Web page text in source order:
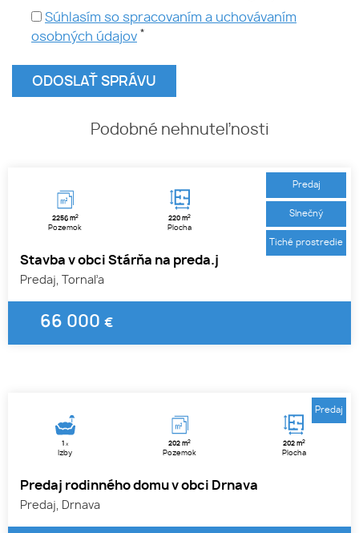
Súhlasím so spracovaním a uchovávaním
osobných údajov *
Podobné nehnuteľnosti
2256 m2
Pozemok
220 m2
Plocha
Stavba v obci Stárňa na preda.j
Predaj, Tornaľa
66 000 €
Predaj
Slnečný
Tiché prostredie
1x
Izby
202 m2
Pozemok
202 m2
Plocha
Predaj rodinného domu v obci Drnava
Predaj, Drnava
Predaj